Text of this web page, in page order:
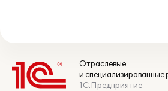
Отраслевые
и специализированные
1С:Предприятие